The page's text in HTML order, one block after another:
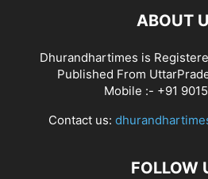
ABOUT
Dhurandhartimes is
Published From
Mobile :- +91
Contact us:
FOLLOW